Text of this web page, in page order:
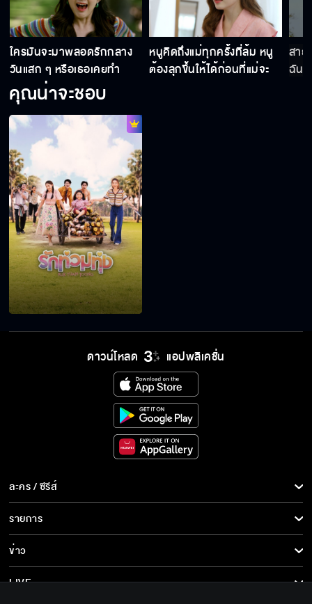
มะยมเป็นเมียผมแล้ว
ฉันรักเธอ
พ่อจะให้ฉันไปจีบยัยมารศรีเหรอ?
สู้เพื่อผู้หญิงที่ฉันรัก
นางฟ้าเสกมนต์ให้แล้ว เดี๋ยวก็หาย
คุณสายสมร สวยเสมอ
ใครมันจะมาพลอดรักกลาง
วันแสก ๆ หรือเธอเคยทำ
หนูคิดถึงแม่ทุกครั้งที่ล้ม หนู
ต้องลุกขึ้นให้ได้ก่อนที่แม่จะ
สาย
ฉัน
คุณน่าจะชอบ
ดาวน์โหลด แอปพลิเคชั่น
ละคร / ซีรีส์
ละคร/ซีรีส์
ซีรีส์นานาชาติ
การ์ตูน & เกม
รายการ
รายการทั้งหมด
ข่าว
ข่าวทั้งหมด
LIVE